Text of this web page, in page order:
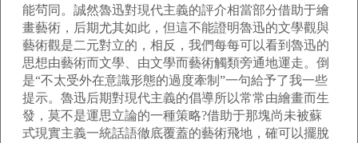
能茍同。誠然魯迅對現代主義的評介相當部分借助于繪
畫藝術，后期尤其如此，但這不能證明魯迅的文學觀與
藝術觀是二元對立的，相反，我們每每可以看到魯迅的
思想由藝術而文學、由文學而藝術觸類旁通地運走。倒
是“不太受外在意識形態的過度牽制”一句給予了我一些
提示。魯迅后期對現代主義的倡導所以常常由繪畫而生
發，莫不是運思立論的一種策略?借助于那塊尚未被蘇
式現實主義一統話語徹底覆蓋的藝術飛地，確可以擺脫